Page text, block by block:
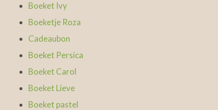
Boeket Ivy
Boeketje Roza
Cadeaubon
Boeket Persica
Boeket Carol
Boeket Lieve
Boeket pastel